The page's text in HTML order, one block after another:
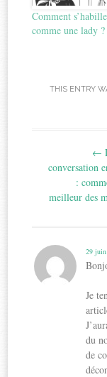
Comment
comme une lady ?
THIS ENTRY
←
conversation
:
meilleur des
29
Je
du
de